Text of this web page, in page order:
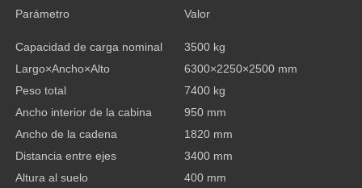
Parámetro Valor
Capacidad de carga nominal
3500 kg
Largo×Ancho×Alto
6300×2250×2500 mm
Peso total
7400 kg
Ancho interior de la cabina
950 mm
Ancho de la cadena
1820 mm
Distancia entre ejes
3400 mm
Altura al suelo
400 mm